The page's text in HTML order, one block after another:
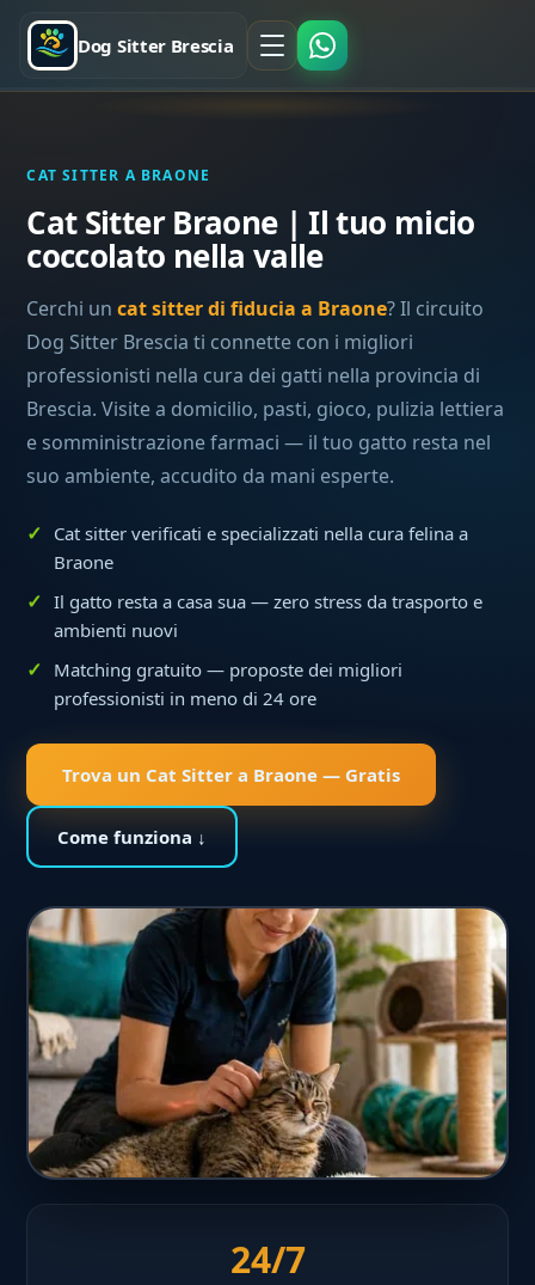
Dog Sitter Brescia
CAT SITTER A BRAONE
Cat Sitter Braone | Il tuo micio
coccolato nella valle
Cerchi uncat sitter di fiducia a Braone? Il circuito
Dog Sitter Brescia ti connette con i migliori
professionisti nella cura dei gatti nella provincia di
Brescia. Visite a domicilio, pasti, gioco, pulizia lettiera
e somministrazione farmaci — il tuo gatto resta nel
suo ambiente, accudito da mani esperte.
Cat sitter verificati e specializzati nella cura felina a
Braone
Il gatto resta a casa sua — zero stress da trasporto e
ambienti nuovi
Matching gratuito — proposte dei migliori
professionisti in meno di 24 ore
Trova un Cat Sitter a Braone — Gratis
Come funziona ↓
24/7